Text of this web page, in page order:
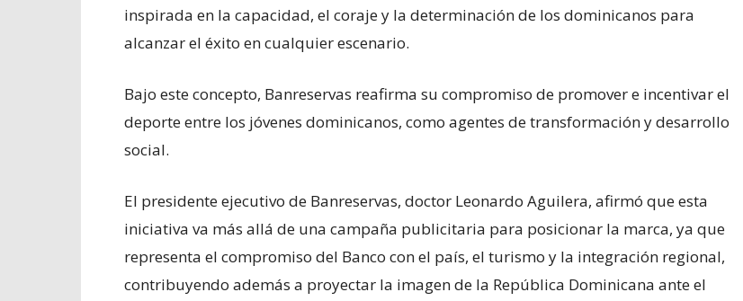
inspirada en la capacidad, el coraje y la determinación de los dominicanos para
alcanzar el éxito en cualquier escenario.
Bajo este concepto, Banreservas reafirma su compromiso de promover e incentivar el
deporte entre los jóvenes dominicanos, como agentes de transformación y desarrollo
social.
El presidente ejecutivo de Banreservas, doctor Leonardo Aguilera, afirmó que esta
iniciativa va más allá de una campaña publicitaria para posicionar la marca, ya que
representa el compromiso del Banco con el país, el turismo y la integración regional,
contribuyendo además a proyectar la imagen de la República Dominicana ante el